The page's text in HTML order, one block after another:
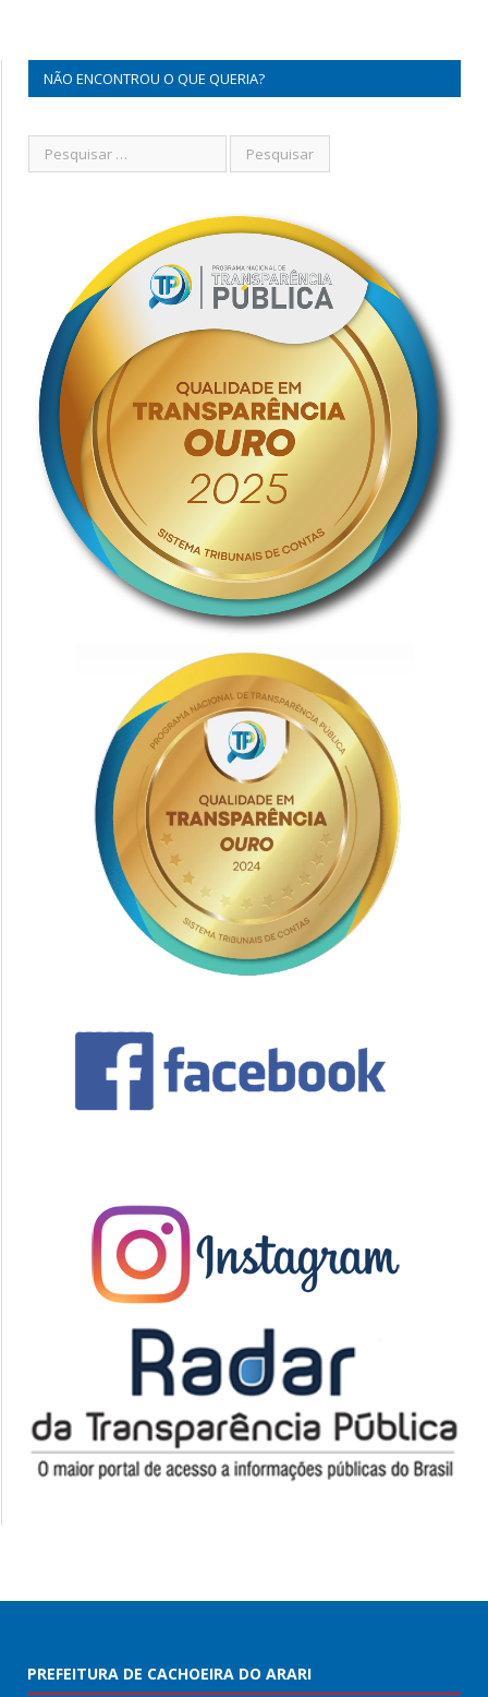
NÃO ENCONTROU O QUE QUERIA?
PREFEITURA DE CACHOEIRA DO ARARI